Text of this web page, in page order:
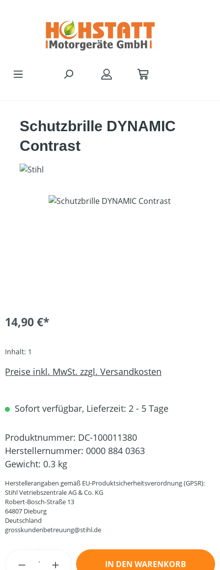
Schutzbrille DYNAMIC
Contrast
Bildergalerie überspringen
14,90 €*
Inhalt: 1
Preise inkl. MwSt. zzgl. Versandkosten
Sofort verfügbar, Lieferzeit: 2 - 5 Tage
Produktnummer: DC-100011380
Herstellernummer: 0000 884 0363
Gewicht: 0.3 kg
Herstellerangaben gemäß EU-Produktsicherheitsverordnung (GPSR):
Stihl Vetriebszentrale AG & Co. KG
Robert-Bosch-Straße 13
64807 Dieburg
Deutschland
grosskundenbetreuung@stihl.de
Produkt Anzahl: Gib den gewünschten
IN DEN WARENKORB